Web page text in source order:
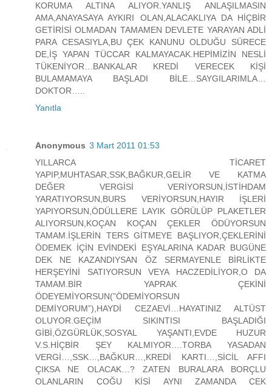
KORUMA ALTINA ALIYOR.YANLIŞ ANLAŞILMASIN
AMA,ANAYASAYA AYKIRI OLAN,ALACAKLIYA DA HİÇBİR
GETİRİSİ OLMADAN TAMAMEN DEVLETE YARAYAN ADLİ
PARA CESASIYLA,BU ÇEK KANUNU OLDUĞU SÜRECE
DE,İŞ YAPAN TÜCCAR KALMAYACAK.HEPİMİZİN NESLİ
TÜKENİYOR…BANKALAR KREDİ VERECEK KİŞİ
BULAMAMAYA BAŞLADI BİLE…SAYGILARIMLA…
DOKTOR…..
Yanıtla
Anonymous 3 Mart 2011 01:53
YILLARCA TİCARET
YAPIP,MUHTASAR,SSK,BAĞKUR,GELİR VE KATMA
DEĞER VERGİSİ VERİYORSUN,İSTİHDAM
YARATIYORSUN,BURS VERİYORSUN,HAYIR İŞLERİ
YAPIYORSUN,ÖDÜLLERE LAYIK GÖRÜLÜP PLAKETLER
ALIYORSUN,KOÇAN KOÇAN ÇEKLER ÖDÜYORSUN
TAMAM.İŞLERİN TERS GİTMEYE BAŞLIYOR,ÇEKLERİNİ
ÖDEMEK İÇİN EVİNDEKİ EŞYALARINA KADAR BUGÜNE
DEK NE KAZANDIYSAN ÖZ SERMAYENLE BİRLİKTE
HERŞEYİNİ SATIYORSUN VEYA HACZEDİLİYOR,O DA
TAMAM.BİR YAPRAK ÇEKİNİ
ÖDEYEMİYORSUN(”ÖDEMİYORSUN
DEMİYORUM”),HAYDİ CEZAEVİ…HAYATINIZ ALTÜST
OLUYOR.GEÇİM SIKINTISI BAŞLADIĞI
GİBİ,ÖZGÜRLÜK,SOSYAL YAŞANTI,EVDE HUZUR
V.S.HİÇBİR ŞEY KALMIYOR….TORBA YASADAN
VERGİ…,SSK…,BAĞKUR…,KREDİ KARTI…,SİCİL AFFI
ÇIKSA NE OLACAK…? ZATEN BURALARA BORÇLU
OLANLARIN ÇOĞU KİŞİ AYNI ZAMANDA ÇEK